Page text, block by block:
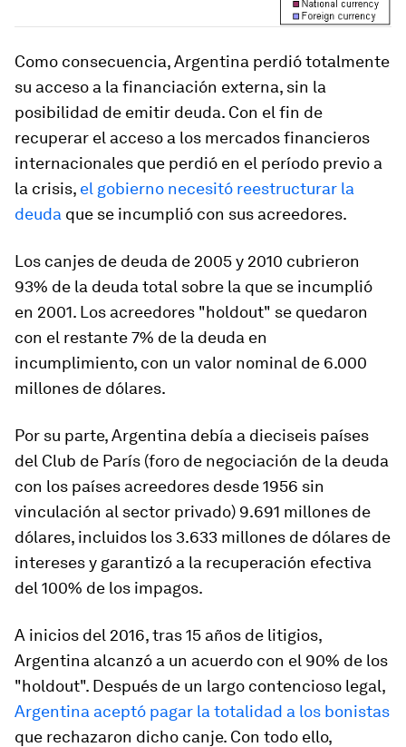
Como consecuencia, Argentina perdió totalmente
su acceso a la financiación externa, sin la
posibilidad de emitir deuda. Con el fin de
recuperar el acceso a los mercados financieros
internacionales que perdió en el período previo a
la crisis, el gobierno necesitó reestructurar la
deuda que se incumplió con sus acreedores.
Los canjes de deuda de 2005 y 2010 cubrieron
93% de la deuda total sobre la que se incumplió
en 2001. Los acreedores "holdout" se quedaron
con el restante 7% de la deuda en
incumplimiento, con un valor nominal de 6.000
millones de dólares.
Por su parte, Argentina debía a dieciseis países
del Club de París (foro de negociación de la deuda
con los países acreedores desde 1956 sin
vinculación al sector privado) 9.691 millones de
dólares, incluidos los 3.633 millones de dólares de
intereses y garantizó a la recuperación efectiva
del 100% de los impagos.
A inicios del 2016, tras 15 años de litigios,
Argentina alcanzó a un acuerdo con el 90% de los
"holdout". Después de un largo contencioso legal,
Argentina aceptó pagar la totalidad a los bonistas
que rechazaron dicho canje. Con todo ello,